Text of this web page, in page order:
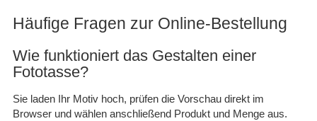
Häufige Fragen zur Online-Bestellung
Wie funktioniert das Gestalten einer
Fototasse?
Sie laden Ihr Motiv hoch, prüfen die Vorschau direkt im
Browser und wählen anschließend Produkt und Menge aus.